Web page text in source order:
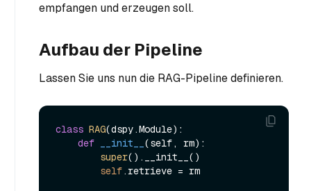
empfangen und erzeugen soll.
Aufbau der Pipeline
Lassen Sie uns nun die RAG-Pipeline definieren.
class RAG(dspy.Module):
def
__init__ (self, rm):
super().__init__()
self.retrieve = rm